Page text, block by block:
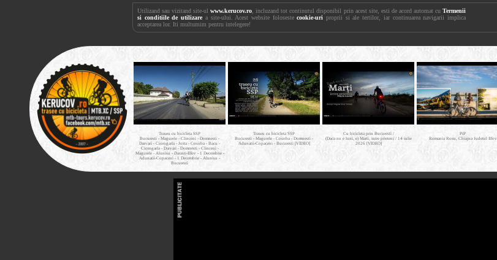
Utilizand sau vizitand site-ulwww.kerucov.ro , incluzand tot continutul disponibil prin acest site, esti de acord automat cuTermenii
si conditiile de utilizare a site-ului. Acest website folosestecookie-uri proprii si ale tertilor, iar continuarea navigarii implica
acceptarea lor. Iti multumim pentru intelegere!
Traseu cu bicicleta SSP
Bucuresti - Magurele - Clinceni - Domnesti -
Darvari - Ciorogarla - Joita - Cosoba - Bacu -
Ciorogarla - Darvari - Domnesti - Clinceni -
Magurele - Alunisu - Darasti-Ilfov - 1 Decembrie -
Adunatii-Copaceni - 1 Decembrie - Alunisu -
Bucuresti
Traseu cu bicicleta SSP
Bucuresti - Magurele - Cosoba - Domnesti -
Adunatii-Copaceni - Bucuresti [VIDEO]
Cu bicicleta prin Bucuresti /
(Daca nu e luni, e) Marti, intre prieteni / 14 iulie
2026 [VIDEO]
PiP
Romania Rosu, Chiajna Judetul Ilfov